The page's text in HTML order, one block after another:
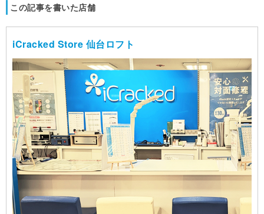
この記事を書いた店舗
iCracked Store 仙台ロフト